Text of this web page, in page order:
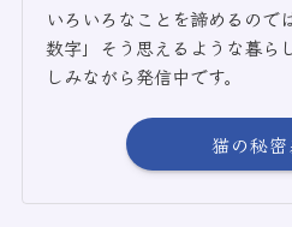
いろいろなことを諦めるので
数字」そう思えるような暮ら
しみながら発信中です。
猫の秘